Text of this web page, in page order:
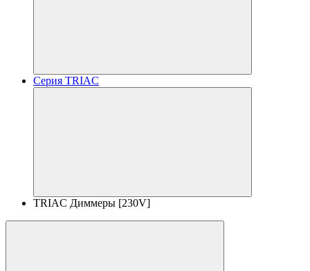
Серия TRIAC
TRIAC Диммеры [230V]